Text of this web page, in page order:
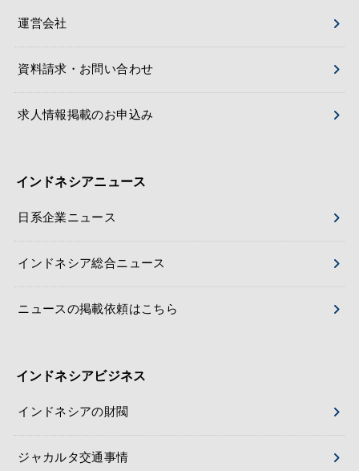
運営会社
資料請求・お問い合わせ
求人情報掲載のお申込み
インドネシアニュース
日系企業ニュース
インドネシア総合ニュース
ニュースの掲載依頼はこちら
インドネシアビジネス
インドネシアの財閥
ジャカルタ交通事情